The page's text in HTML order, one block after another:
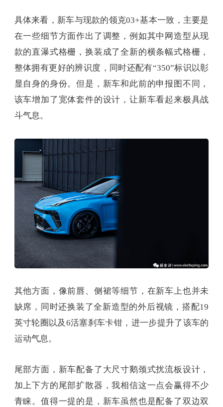
具体来看，新车与现款的领克03+基本一致，主要是
在一些细节方面作出了调整，例如其中网造型从现
款的直瀑式格栅，换装成了全新的横条幅式格栅，
整体拥有更好的辨识度，同时还配有“350”标识以彰
显自身的身份。但是，新车和此前的申报图不同，
该车增加了宽体套件的设计，让新车看起来极具战
斗气息。
其他方面，像前唇、侧裙等细节，在新车上也并未
缺席，同时还换装了全新造型的外后视镜，搭配19
英寸轮圈以及6活塞刹车卡钳，进一步提升了该车的
运动气息。
尾部方面，新车配备了大尺寸鹅颈式扰流板设计，
加上下方的尾部扩散器，我相信这一点会赢得不少
青睐。值得一提的是，新车虽然也是配备了双边双